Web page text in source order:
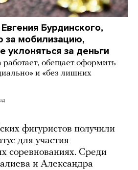
Бурдинского,
за мобилизацию,
уклоняться за деньги
обещает оформить
и «без лишних
фигуристов получили
для участия
соревнованиях. Среди
и Александра